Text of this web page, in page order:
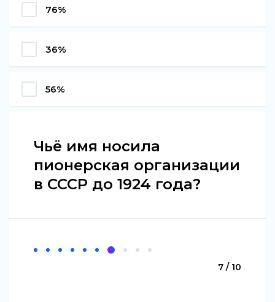
76%
36%
56%
Чьё имя носила
пионерская организации
в СССР до 1924 года?
7 / 10